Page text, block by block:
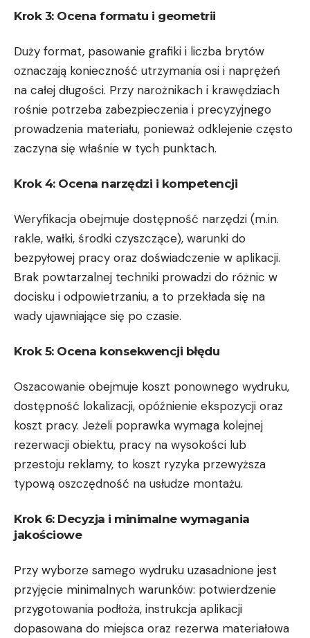
Krok 3: Ocena formatu i geometrii
Duży format, pasowanie grafiki i liczba brytów
oznaczają konieczność utrzymania osi i naprężeń
na całej długości. Przy narożnikach i krawędziach
rośnie potrzeba zabezpieczenia i precyzyjnego
prowadzenia materiału, ponieważ odklejenie często
zaczyna się właśnie w tych punktach.
Krok 4: Ocena narzędzi i kompetencji
Weryfikacja obejmuje dostępność narzędzi (m.in.
rakle, wałki, środki czyszczące), warunki do
bezpyłowej pracy oraz doświadczenie w aplikacji.
Brak powtarzalnej techniki prowadzi do różnic w
docisku i odpowietrzaniu, a to przekłada się na
wady ujawniające się po czasie.
Krok 5: Ocena konsekwencji błędu
Oszacowanie obejmuje koszt ponownego wydruku,
dostępność lokalizacji, opóźnienie ekspozycji oraz
koszt pracy. Jeżeli poprawka wymaga kolejnej
rezerwacji obiektu, pracy na wysokości lub
przestoju reklamy, to koszt ryzyka przewyższa
typową oszczędność na usłudze montażu.
Krok 6: Decyzja i minimalne wymagania
jakościowe
Przy wyborze samego wydruku uzasadnione jest
przyjęcie minimalnych warunków: potwierdzenie
przygotowania podłoża, instrukcja aplikacji
dopasowana do miejsca oraz rezerwa materiałowa